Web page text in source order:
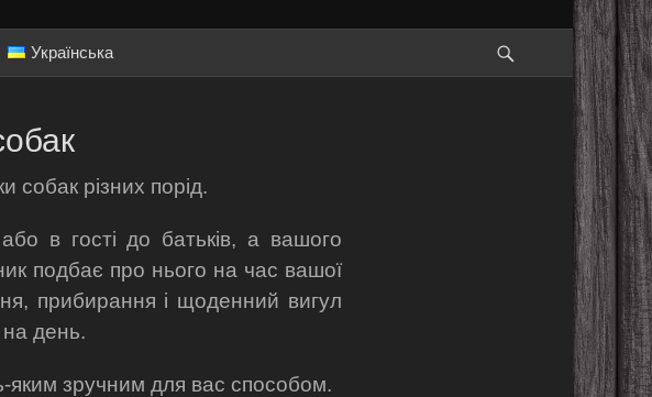
Українська
собак різних порід.
в гості до батьків, а вашого
подбає про нього на час вашої
прибирання і щоденний вигул
день.
яким зручним для вас способом.